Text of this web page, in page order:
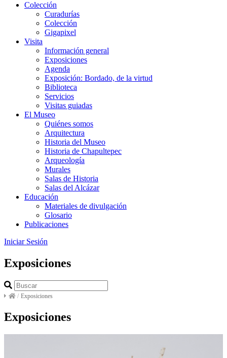
Colección
Curadurías
Colección
Gigapixel
Visita
Información general
Exposiciones
Agenda
Exposición: Bordado, de la virtud
Biblioteca
Servicios
Visitas guiadas
El Museo
Quiénes somos
Arquitectura
Historia del Museo
Historia de Chapultepec
Arqueología
Murales
Salas de Historia
Salas del Alcázar
Educación
Materiales de divulgación
Glosario
Publicaciones
Iniciar Sesión
Exposiciones
/ Exposiciones
Exposiciones